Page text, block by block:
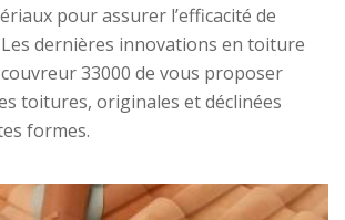
pour assurer l’efficacité de
dernières innovations en toiture
33000 de vous proposer
toitures, originales et déclinées
formes.